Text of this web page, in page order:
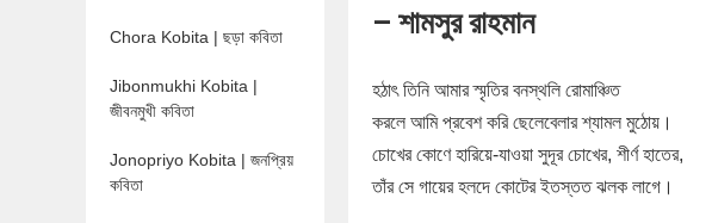
Chora Kobita | ছড়া কবিতা
Jibonmukhi Kobita |
জীবনমুখী কবিতা
Jonopriyo Kobita | জনপ্রিয়
কবিতা
– শামসুর রাহমান
হঠাৎ তিনি আমার স্মৃতির বনস্থলি রোমাঞ্চিত
করলে আমি প্রবেশ করি ছেলেবেলার শ্যামল মুঠোয়।
চোখের কোণে হারিয়ে-যাওয়া সুদূর চোখের, শীর্ণ হাতের,
তাঁর সে গায়ের হলদে কোটের ইতস্তত ঝলক লাগে।